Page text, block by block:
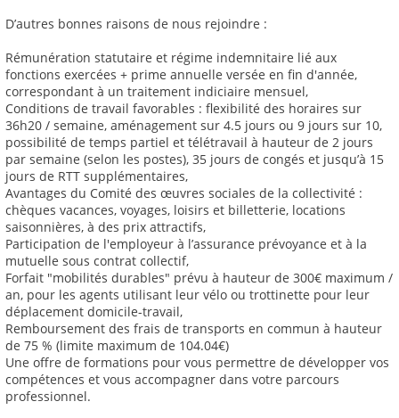
D’autres bonnes raisons de nous rejoindre :
Rémunération statutaire et régime indemnitaire lié aux
fonctions exercées + prime annuelle versée en fin d'année,
correspondant à un traitement indiciaire mensuel,
Conditions de travail favorables : flexibilité des horaires sur
36h20 / semaine, aménagement sur 4.5 jours ou 9 jours sur 10,
possibilité de temps partiel et télétravail à hauteur de 2 jours
par semaine (selon les postes), 35 jours de congés et jusqu’à 15
jours de RTT supplémentaires,
Avantages du Comité des œuvres sociales de la collectivité :
chèques vacances, voyages, loisirs et billetterie, locations
saisonnières, à des prix attractifs,
Participation de l'employeur à l’assurance prévoyance et à la
mutuelle sous contrat collectif,
Forfait "mobilités durables" prévu à hauteur de 300€ maximum /
an, pour les agents utilisant leur vélo ou trottinette pour leur
déplacement domicile-travail,
Remboursement des frais de transports en commun à hauteur
de 75 % (limite maximum de 104.04€)
Une offre de formations pour vous permettre de développer vos
compétences et vous accompagner dans votre parcours
professionnel.